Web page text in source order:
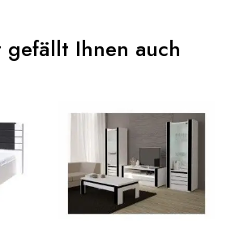
Erwachsener
Review Ihnen auch